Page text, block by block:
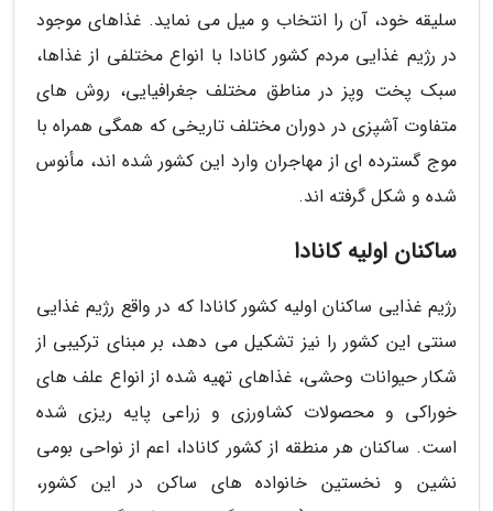
سلیقه خود، آن را انتخاب و میل می نماید. غذاهای موجود
در رژیم غذایی مردم کشور کانادا با انواع مختلفی از غذاها،
سبک پخت وپز در مناطق مختلف جغرافیایی، روش های
متفاوت آشپزی در دوران مختلف تاریخی که همگی همراه با
موج گسترده ای از مهاجران وارد این کشور شده اند، مأنوس
شده و شکل گرفته اند.
ساکنان اولیه کانادا
رژیم غذایی ساکنان اولیه کشور کانادا که در واقع رژیم غذایی
سنتی این کشور را نیز تشکیل می دهد، بر مبنای ترکیبی از
شکار حیوانات وحشی، غذاهای تهیه شده از انواع علف های
خوراکی و محصولات کشاورزی و زراعی پایه ریزی شده
است. ساکنان هر منطقه از کشور کانادا، اعم از نواحی بومی
نشین و نخستین خانواده های ساکن در این کشور،